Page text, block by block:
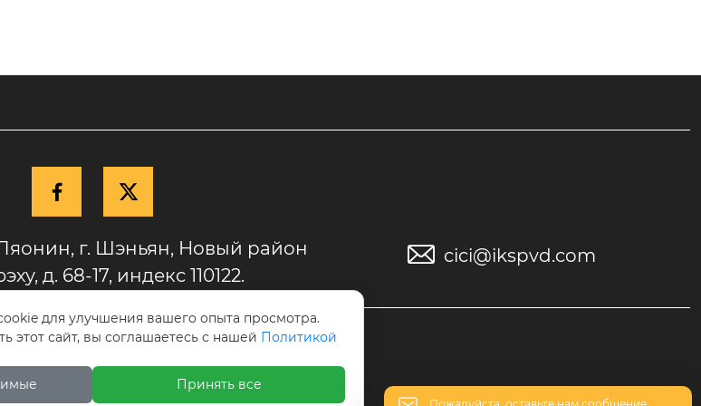
оснастки, рассмотрите эту маши
ность и производительность. ни
 
г. Шэньян, Новый район
д. 68-17, индекс 110122.
 cici@ikspvd.com
ответственностью «Айкоси»
для улучшения вашего опыта просмотра.
этот сайт, вы соглашаетесь с нашей Политикой
Принять все